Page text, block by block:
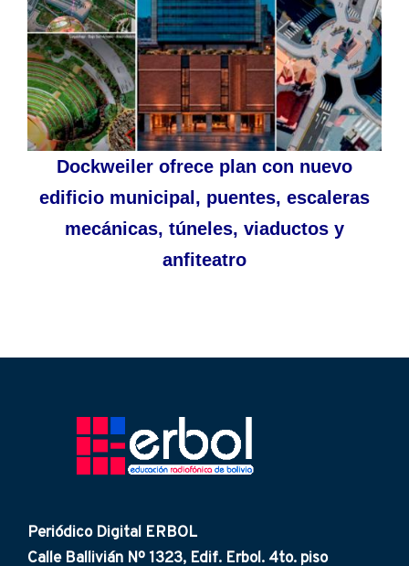
Dockweiler ofrece plan con nuevo
edificio municipal, puentes, escaleras
mecánicas, túneles, viaductos y
anfiteatro
Periódico Digital ERBOL
Calle Ballivián Nº 1323, Edif. Erbol. 4to. piso